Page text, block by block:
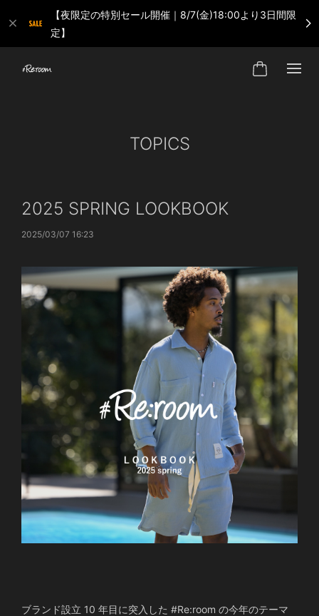
【夜限定の特別セール開催｜8/7(金)18:00より3日間限
定】
TOPICS
2025 SPRING LOOKBOOK
2025/03/07 16:23
ブランド設立 10 年目に突入した #Re:room の今年のテーマ